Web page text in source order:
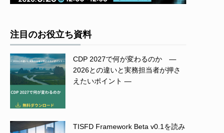
注目のお役立ち資料
CDP 2027で何が変わるのか ―
2026との違いと実務担当者が押さ
えたいポイント ―
TISFD Framework Beta v0.1を読み